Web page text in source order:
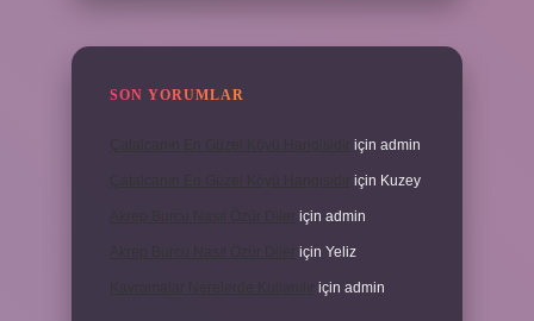
SON YORUMLAR
için admin
için Kuzey
Akrep Burcu Nasıl Özür Diler için admin
Akrep Burcu Nasıl Özür Diler için Yeliz
için admin